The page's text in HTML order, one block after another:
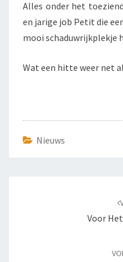
Alles onder het
en jarige job Petit die
mooi schaduwrijkplekje
Wat een hitte weer net
Nieuws
Voor